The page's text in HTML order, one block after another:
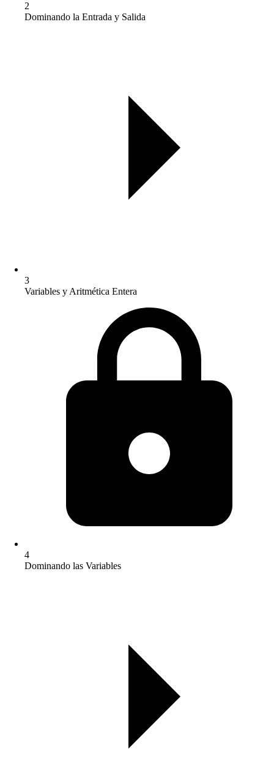
2
Dominando la Entrada y Salida
3
Variables y Aritmética Entera
4
Dominando las Variables